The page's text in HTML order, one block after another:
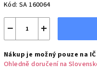
Kód: SA 160064
+
−
Nákup je možný pouze na IČ
Ohledně doručení na